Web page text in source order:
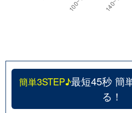
簡単3STEP♪最短45秒 簡
る！